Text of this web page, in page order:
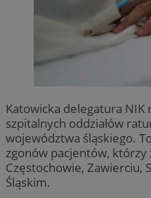
Katowicka delegatura NIK
szpitalnych oddziałów
województwa śląskiego.
zgonów pacjentów, którzy
Częstochowie, Zawierciu,
Śląskim.